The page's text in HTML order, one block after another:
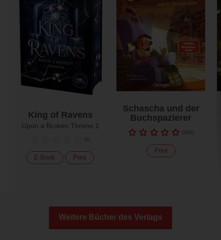
King of Ravens
Upon a Broken Throne 1
(0)
E-Book Print
Schascha und der
Buchspazierer
(240)
Print
Weitere Bücher des Verlags